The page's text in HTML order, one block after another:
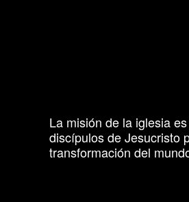
La misión de la iglesia
discípulos de Jesucristo
transformación del